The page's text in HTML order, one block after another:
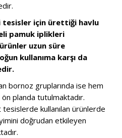
tesisler için ürettiği havlu
pamuk iplikleri
uzun süre
kullanıma karşı da
bornoz gruplarında ise hem
planda tutulmaktadır.
kullanılan ürünlerde
doğrudan etkileyen